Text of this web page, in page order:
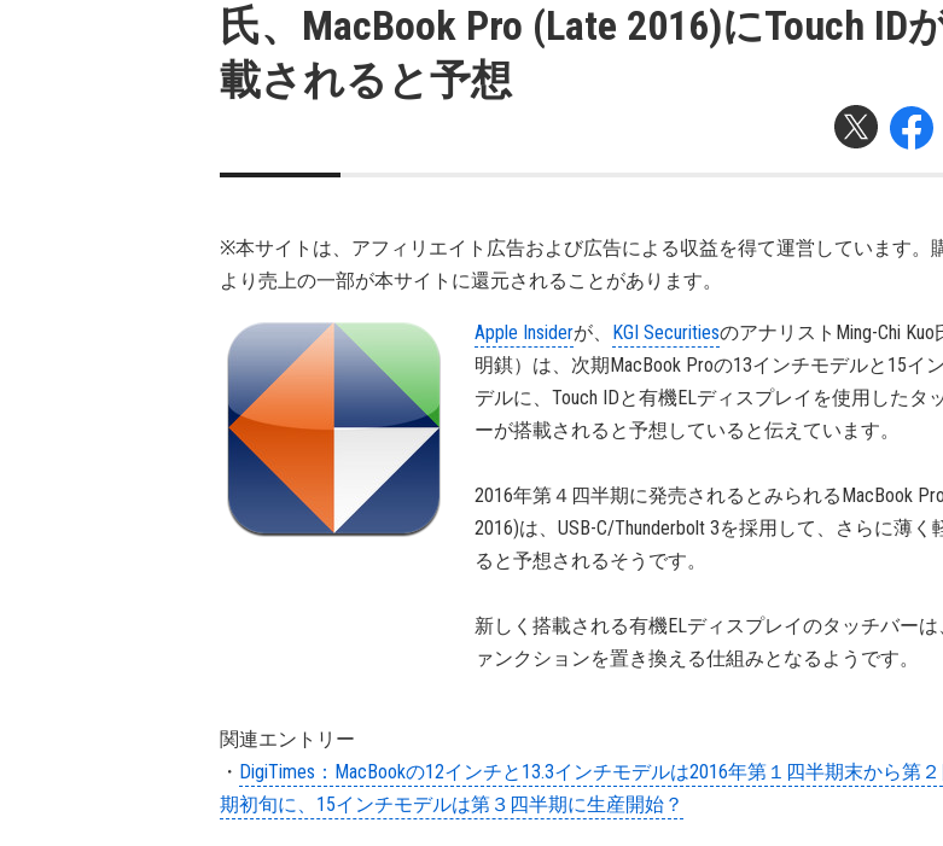
氏、MacBook Pro (Late 2016)にTouch ID
載されると予想
※本サイトは、アフィリエイト広告および広告による収益を得て運営しています。
より売上の一部が本サイトに還元されることがあります。
Apple Insiderが、 KGI SecuritiesのアナリストMing-Chi Kuo
明錤）は、次期MacBook Proの13インチモデルと15イ
デルに、Touch IDと有機ELディスプレイを使用したタ
ーが搭載されると予想していると伝えています。
2016年第４四半期に発売されるとみられるMacBook
2016)は、USB-C/Thunderbolt 3を採用して、さらに薄く
ると予想されるそうです。
新しく搭載される有機ELディスプレイのタッチバーは
ァンクションを置き換える仕組みとなるようです。
関連エントリー
・ DigiTimes：MacBookの12インチと13.3インチモデルは2016年第１四半期末から第
期初旬に、15インチモデルは第３四半期に生産開始？